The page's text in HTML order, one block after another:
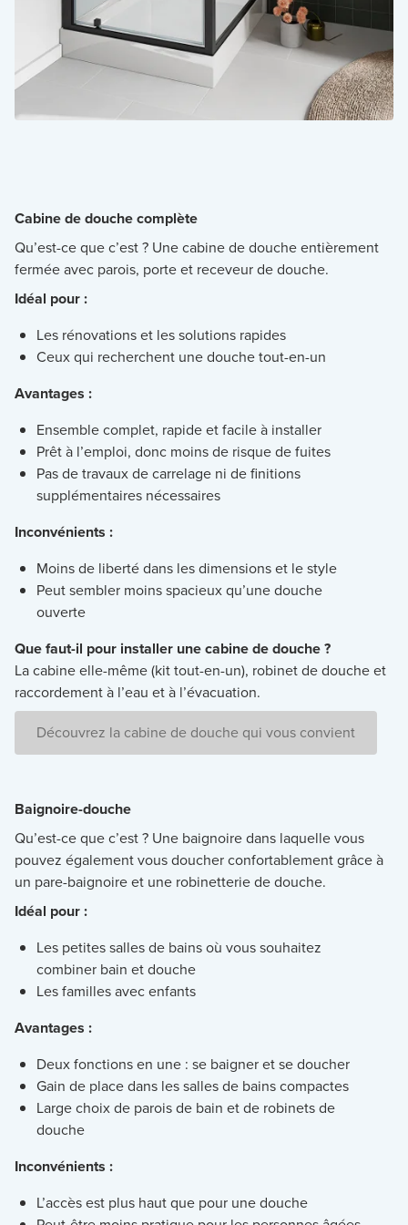
Cabine de douche complète
Qu’est-ce que c’est ? Une cabine de douche entièrement
fermée avec parois, porte et receveur de douche.
Idéal pour :
Les rénovations et les solutions rapides
Ceux qui recherchent une douche tout-en-un
Avantages :
Ensemble complet, rapide et facile à installer
Prêt à l’emploi, donc moins de risque de fuites
Pas de travaux de carrelage ni de finitions
supplémentaires nécessaires
Inconvénients :
Moins de liberté dans les dimensions et le style
Peut sembler moins spacieux qu’une douche
ouverte
Que faut-il pour installer une cabine de douche ?
La cabine elle-même (kit tout-en-un), robinet de douche et
raccordement à l’eau et à l’évacuation.
Découvrez la cabine de douche qui vous convient
Baignoire-douche
Qu’est-ce que c’est ? Une baignoire dans laquelle vous
pouvez également vous doucher confortablement grâce à
un pare-baignoire et une robinetterie de douche.
Idéal pour :
Les petites salles de bains où vous souhaitez
combiner bain et douche
Les familles avec enfants
Avantages :
Deux fonctions en une : se baigner et se doucher
Gain de place dans les salles de bains compactes
Large choix de parois de bain et de robinets de
douche
Inconvénients :
L’accès est plus haut que pour une douche